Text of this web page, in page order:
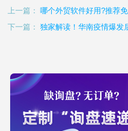
上一篇： 哪个外贸软件好用?推荐
下一篇： 独家解读！华南疫情爆发